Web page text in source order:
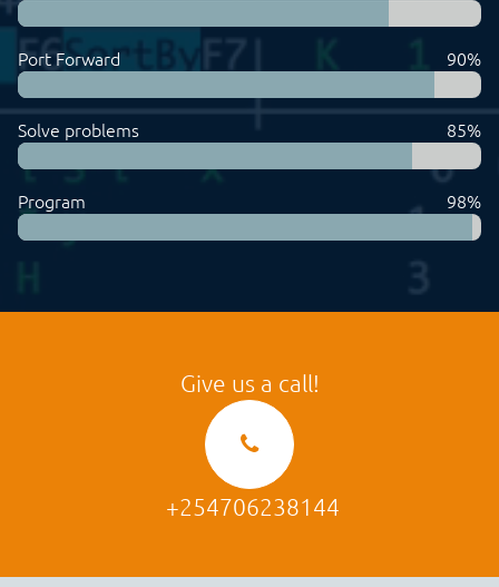
Port Forward 90%
Solve problems 85%
Program 98%
Give us a call!
+254706238144